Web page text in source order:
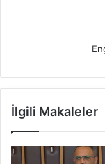
İlgili Makaleler